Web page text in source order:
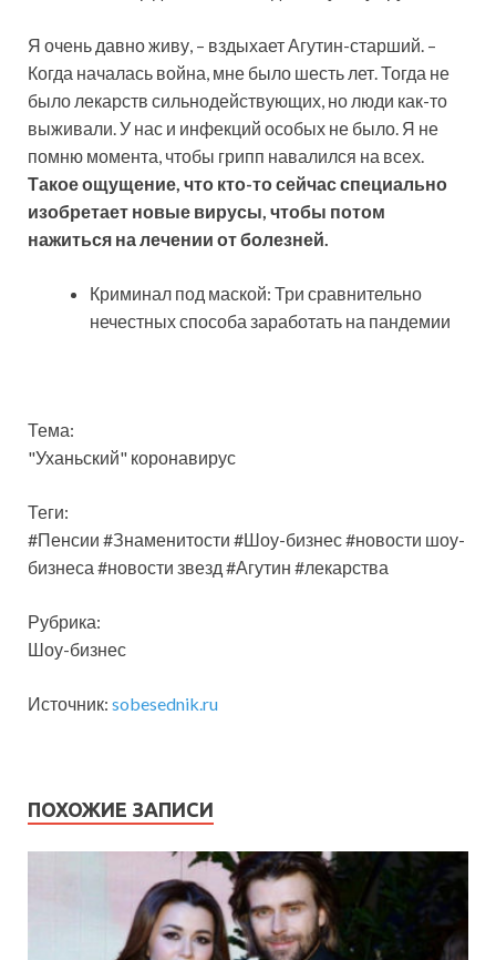
Я очень давно живу, – вздыхает Агутин-старший. –
Когда началась война, мне было шесть лет. Тогда не
было лекарств сильнодействующих, но люди как-то
выживали. У нас и инфекций особых не было. Я не
помню момента, чтобы грипп навалился на всех.
Такое ощущение, что кто-то сейчас специально
изобретает новые вирусы, чтобы потом
нажиться на лечении от болезней.
Криминал под маской: Три сравнительно
нечестных способа заработать на пандемии
Тема:
"Уханьский" коронавирус
Теги:
#Пенсии #Знаменитости #Шоу-бизнес #новости шоу-
бизнеса #новости звезд #Агутин #лекарства
Рубрика:
Шоу-бизнес
Источник: sobesednik.ru
ПОХОЖИЕ ЗАПИСИ